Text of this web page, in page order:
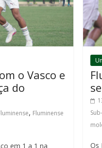
o Vasco e
do
, Fluminense
em 1 a 1 na
Os